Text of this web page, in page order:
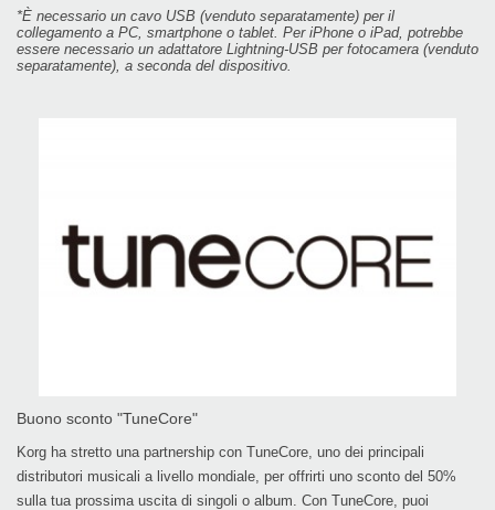
*È necessario un cavo USB (venduto separatamente) per il
collegamento a PC, smartphone o tablet. Per iPhone o iPad, potrebbe
essere necessario un adattatore Lightning-USB per fotocamera (venduto
separatamente), a seconda del dispositivo.
Buono sconto "TuneCore"
Korg ha stretto una partnership con TuneCore, uno dei principali
distributori musicali a livello mondiale, per offrirti uno sconto del 50%
sulla tua prossima uscita di singoli o album. Con TuneCore, puoi